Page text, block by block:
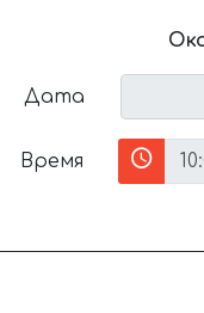
Дата
Время